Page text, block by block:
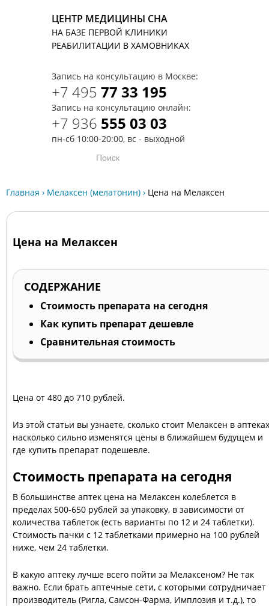
ЦЕНТР МЕДИЦИНЫ СНА
НА БАЗЕ ПЕРВОЙ КЛИНИКИ
РЕАБИЛИТАЦИИ В ХАМОВНИКАХ
Запись на консультацию в Москве:
+7 495 77 33 195
Запись на консультацию онлайн:
+7 936 555 03 03
пн-сб 10:00-20:00, вс - выходной
Главная › Мелаксен (мелатонин) › Цена на Мелаксен
Цена на Мелаксен
СОДЕРЖАНИЕ
Стоимость препарата на сегодня
Как купить препарат дешевле
Сравнительная стоимость
Цена от 480 до 710 рублей.
Из этой статьи вы узнаете, сколько стоит Мелаксен в
насколько сильно изменятся цены в ближайшем будущем и
где купить препарат подешевле.
Стоимость препарата на сегодня
В большинстве аптек цена на Мелаксен колеблется в
пределах 500-650 рублей за упаковку, в зависимости от
количества таблеток (есть варианты по 12 и 24 таблетки).
Стоимость пачки с 12 таблетками примерно на 100 рублей
ниже, чем 24 таблетки.
В какую аптеку лучше всего пойти за Мелаксеном? Не так
важно. Если брать аптечные сети, с которыми сотрудничает
производитель (Ригла, Самсон-Фарма, Имплозия и т.д.), то